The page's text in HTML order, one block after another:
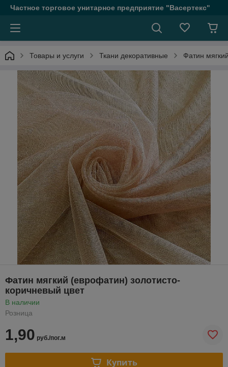
Частное торговое унитарное предприятие "Васертекс"
Товары и услуги Ткани декоративные Фатин
Фатин мягкий (еврофатин) золотисто-
коричневый цвет
В наличии
Розница
1,90 руб./пог.м
Купить